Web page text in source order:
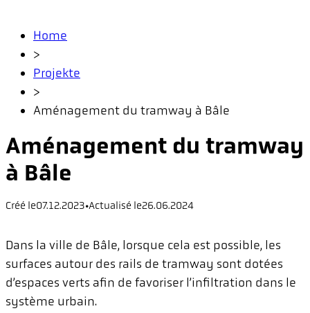
Home
>
Projekte
>
Aménagement du tramway à Bâle
Aménagement du tramway
à Bâle
Créé le07.12.2023•Actualisé le26.06.2024
Dans la ville de Bâle, lorsque cela est possible, les
surfaces autour des rails de tramway sont dotées
d’espaces verts afin de favoriser l’infiltration dans le
système urbain.